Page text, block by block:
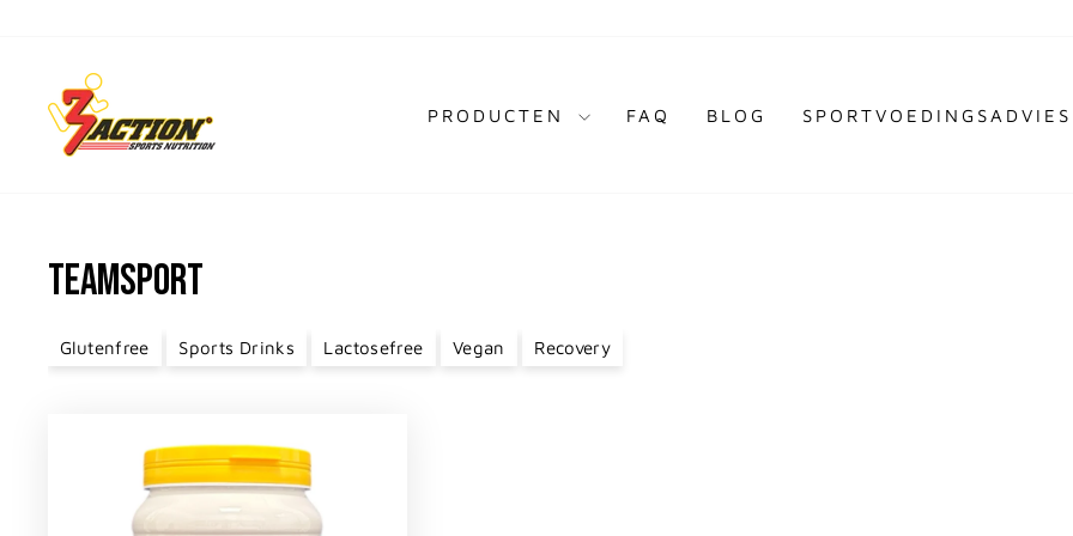
PRODUCTEN FAQ BLOG SPORTVOEDINGSADVIES
TEAMSPORT
Glutenfree Sports Drinks Lactosefree Vegan Recovery